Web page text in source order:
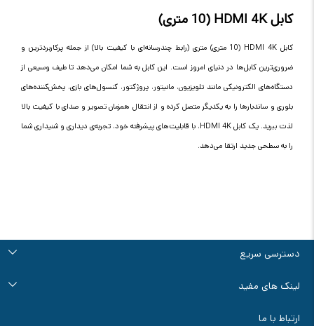
کابل HDMI 4K (10 متری)
کابل HDMI 4K (10 متری) متری (رابط چندرسانه‌ای با کیفیت بالا) از جمله پرکاربردترین و
ضروری‌ترین کابل‌ها در دنیای امروز است. این کابل به شما امکان می‌دهد تا طیف وسیعی از
دستگاه‌های الکترونیکی مانند تلویزیون، مانیتور، پروژکتور، کنسول‌های بازی، پخش‌کننده‌های
بلوری و ساندبارها را به یکدیگر متصل کرده و از انتقال همزمان تصویر و صدای با کیفیت بالا
لذت ببرید. یک کابل HDMI 4K، با قابلیت‌های پیشرفته خود، تجربه‌ی دیداری و شنیداری شما
را به سطحی جدید ارتقا می‌دهد.
دسترسی سریع
راهنمای خرید
قوانین و مقررات
درباره ما
آرشیو اخبار و مقالات
تماس با ما
لینک های مفید
سوالات متداول
فروش ویژه سانورتر
ابزار محاسبه زمان برق دهی ups
ارتباط با ما